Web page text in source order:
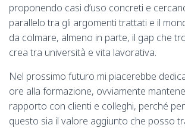
proponendo casi d’uso concreti e
parallelo tra gli argomenti trattati e il
da colmare, almeno in parte, il gap che
crea tra università e vita lavorativa.
Nel prossimo futuro mi piacerebbe
ore alla formazione, ovviamente
rapporto con clienti e colleghi, perché
questo sia il valore aggiunto che posso